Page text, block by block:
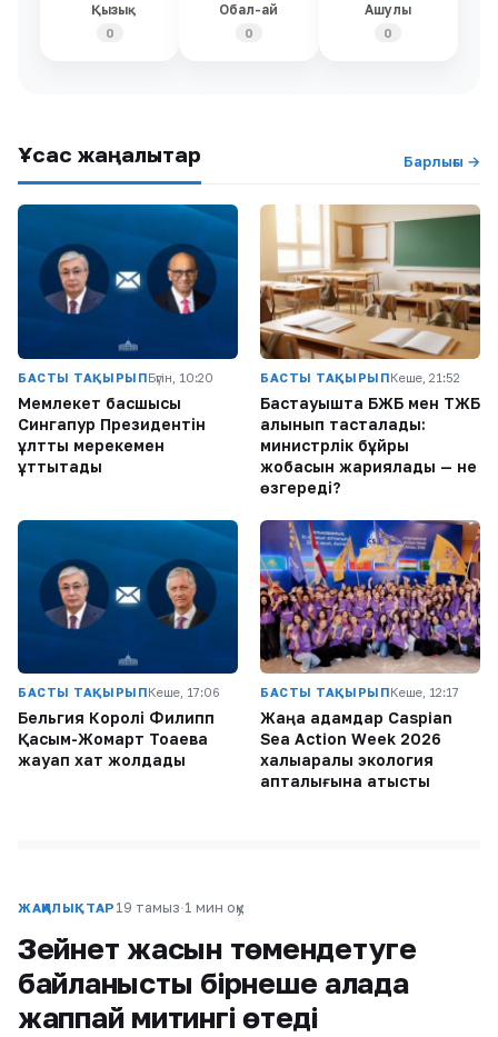
Қызық
0
Обал-ай
0
Ашулы
0
Ұқсас жаңалықтар Барлығы →
БАСТЫ ТАҚЫРЫПБүгін, 10:20
Мемлекет басшысы
Сингапур Президентін
ұлттық мерекемен
құттықтады
БАСТЫ ТАҚЫРЫПКеше, 21:52
Бастауышта БЖБ мен ТЖБ
алынып тасталады:
министрлік бұйрық
жобасын жариялады — не
өзгереді?
БАСТЫ ТАҚЫРЫПКеше, 17:06
Бельгия Королі Филипп
Қасым-Жомарт Тоқаевқа
жауап хат жолдады
БАСТЫ ТАҚЫРЫПКеше, 12:17
Жаңа адамдар Caspian
Sea Action Week 2026
халықаралық экология
апталығына қатысты
ЖАҢАЛЫҚТАР 19 тамыз·1 мин оқу
Зейнет жасын төмендетуге
байланысты бірнеше қалада
жаппай митингі өтеді